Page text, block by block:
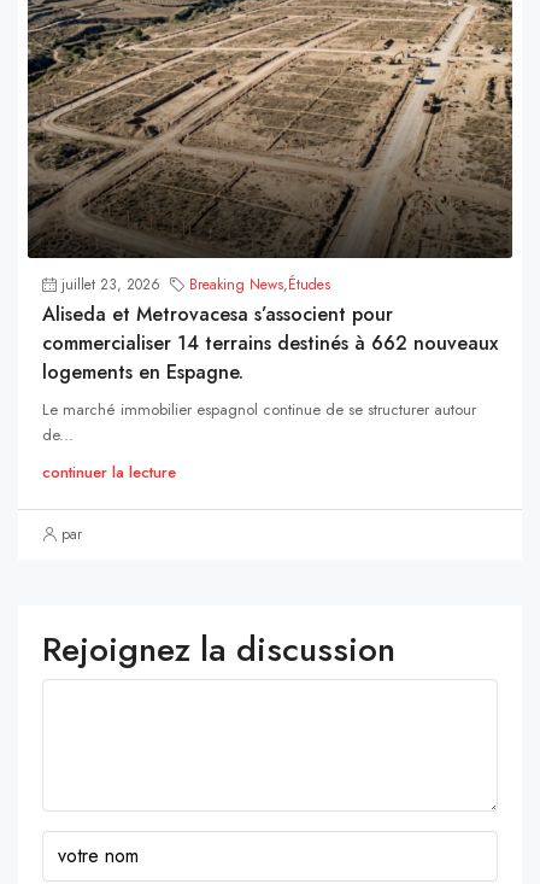
juillet 23, 2026 Breaking News,Études
Aliseda et Metrovacesa s’associent pour
commercialiser 14 terrains destinés à 662 nouveaux
logements en Espagne.
Le marché immobilier espagnol continue de se structurer autour
de...
continuer la lecture
par
Rejoignez la discussion